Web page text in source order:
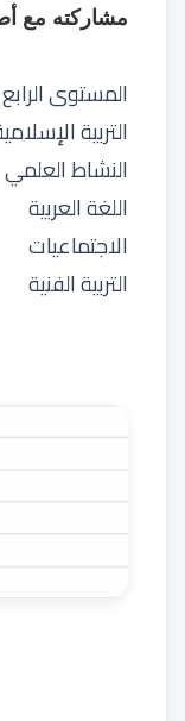
مشاركته مع
المستوى
التربية
النشاط العلمي
اللغة العربية
الاجتماعيات
التربية الفنية